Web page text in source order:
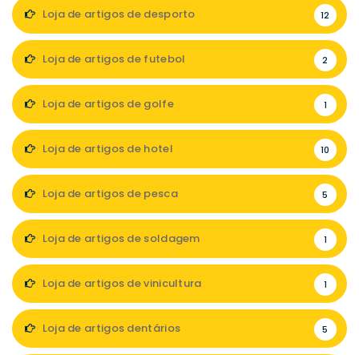
Loja de artigos de desporto 12
Loja de artigos de futebol 2
Loja de artigos de golfe 1
Loja de artigos de hotel 10
Loja de artigos de pesca 5
Loja de artigos de soldagem 1
Loja de artigos de vinicultura 1
Loja de artigos dentários 5